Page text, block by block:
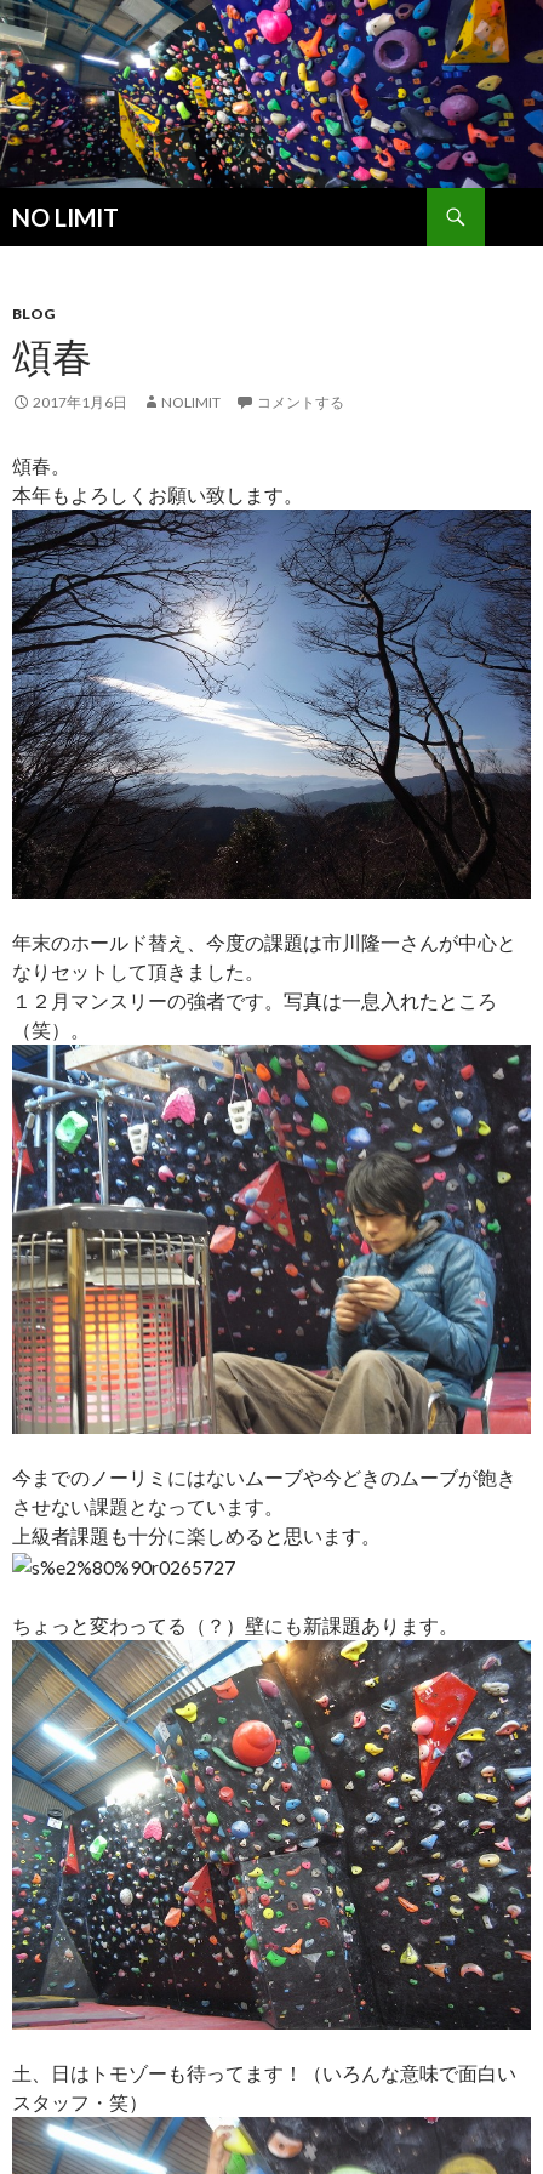
NO LIMIT
索
ン
ツ
へ
キ
プ
BLOG
頌春
2017年1月6日 NOLIMIT コメントする
頌春。
本年もよろしくお願い致します。
年末のホールド替え、今度の課題は市川隆一さんが中心と
なりセットして頂きました。
１２月マンスリーの強者です。写真は一息入れたところ
（笑）。
今までのノーリミにはないムーブや今どきのムーブが飽き
させない課題となっています。
上級者課題も十分に楽しめると思います。
ちょっと変わってる（？）壁にも新課題あります。
土、日はトモゾーも待ってます！（いろんな意味で面白い
スタッフ・笑）